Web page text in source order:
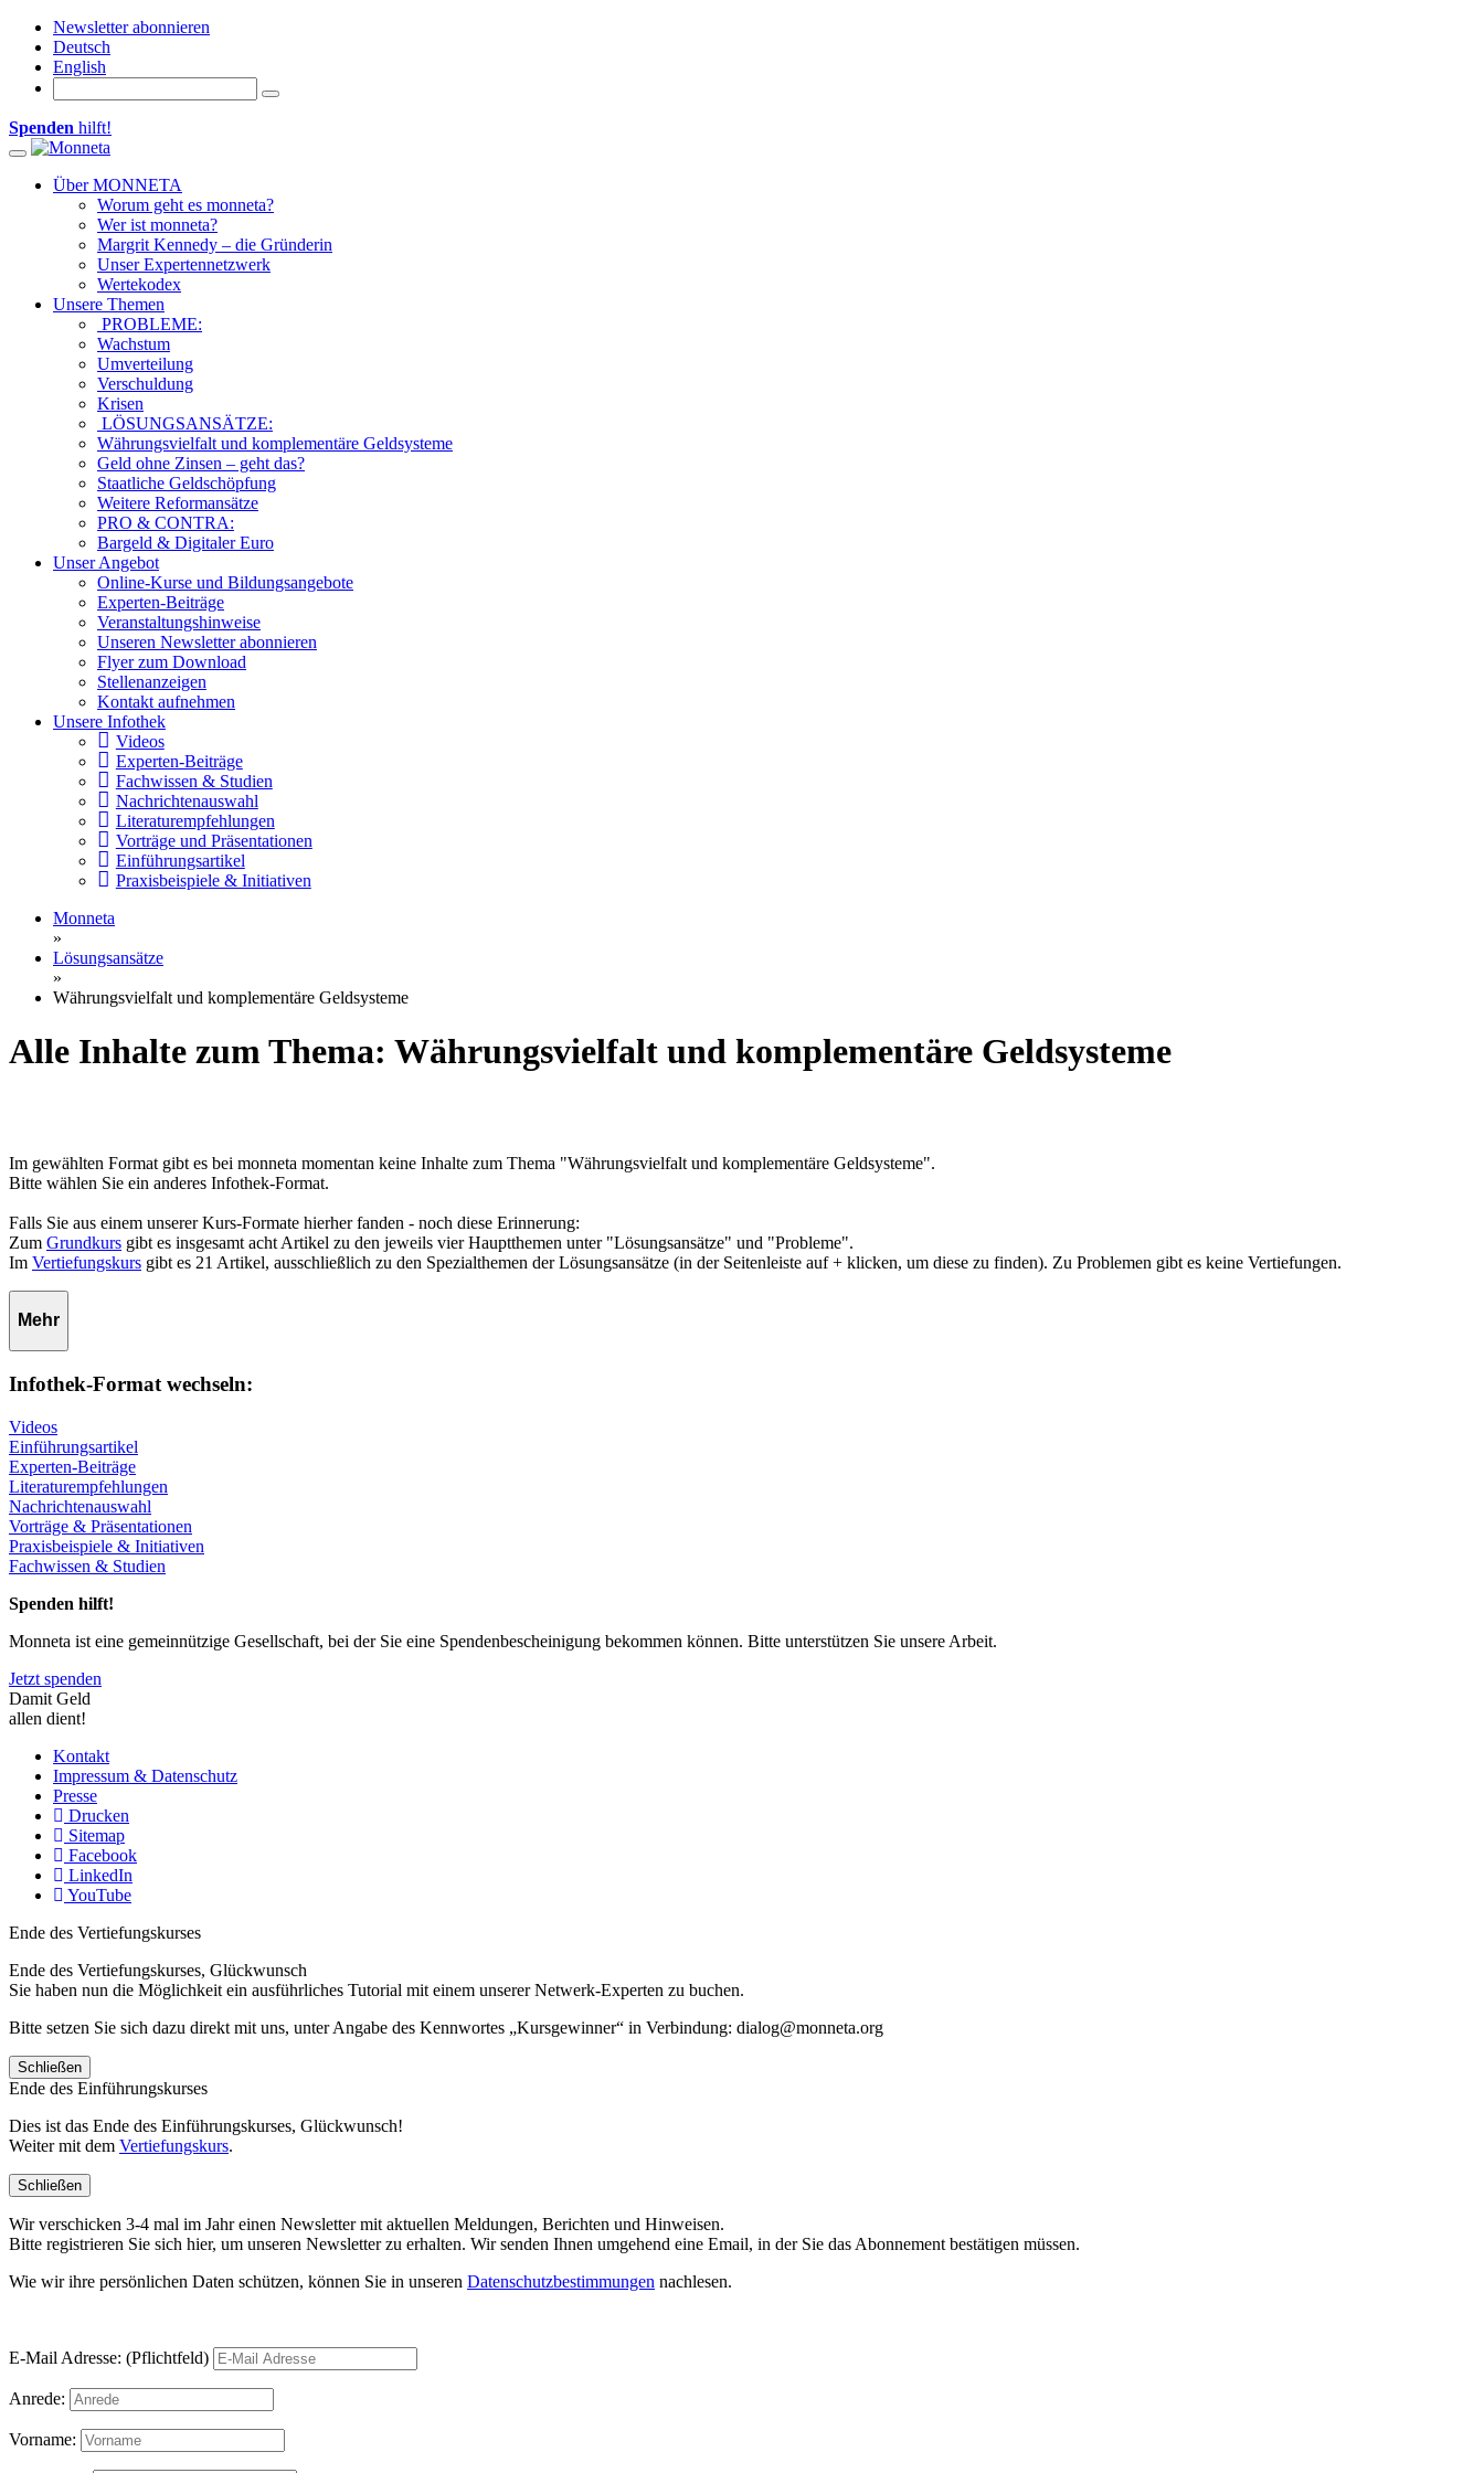
Newsletter abonnieren
Deutsch
English
Spenden hilft!
Toggle navigation
Über MONNETA
Worum geht es monneta?
Wer ist monneta?
Margrit Kennedy – die Gründerin
Unser Expertennetzwerk
Wertekodex
Unsere Themen
PROBLEME:
Wachstum
Umverteilung
Verschuldung
Krisen
LÖSUNGSANSÄTZE:
Währungsvielfalt und komplementäre Geldsysteme
Geld ohne Zinsen – geht das?
Staatliche Geldschöpfung
Weitere Reformansätze
PRO & CONTRA:
Bargeld & Digitaler Euro
Unser Angebot
Online-Kurse und Bildungsangebote
Experten-Beiträge
Veranstaltungshinweise
Unseren Newsletter abonnieren
Flyer zum Download
Stellenanzeigen
Kontakt aufnehmen
Unsere Infothek
Videos
Experten-Beiträge
Fachwissen & Studien
Nachrichtenauswahl
Literaturempfehlungen
Vorträge und Präsentationen
Einführungsartikel
Praxisbeispiele & Initiativen
Monneta
»
Lösungsansätze
»
Währungsvielfalt und komplementäre Geldsysteme
Alle Inhalte zum Thema: Währungsvielfalt und komplementäre Geldsysteme
Im gewählten Format gibt es bei monneta momentan keine Inhalte zum Thema "Währungsvielfalt und komplementäre Geldsysteme".
Bitte wählen Sie ein anderes Infothek-Format.
Falls Sie aus einem unserer Kurs-Formate hierher fanden - noch diese Erinnerung:
Zum Grundkurs gibt es insgesamt acht Artikel zu den jeweils vier Hauptthemen unter "Lösungsansätze" und "Probleme".
Im Vertiefungskurs gibt es 21 Artikel, ausschließlich zu den Spezialthemen der Lösungsansätze (in der Seitenleiste auf + klicken, um diese zu finden). Zu Problemen gibt es keine Vertiefungen.
Mehr
Infothek-Format wechseln:
Videos
Einführungsartikel
Experten-Beiträge
Literaturempfehlungen
Nachrichtenauswahl
Vorträge & Präsentationen
Praxisbeispiele & Initiativen
Fachwissen & Studien
Spenden hilft!
Monneta ist eine gemeinnützige Gesellschaft, bei der Sie eine Spendenbescheinigung bekommen können. Bitte unterstützen Sie unsere Arbeit.
Jetzt spenden
Damit Geld
allen dient!
Kontakt
Impressum & Datenschutz
Presse
Drucken
Sitemap
Facebook
LinkedIn
YouTube
Ende des Vertiefungskurses
Ende des Vertiefungskurses, Glückwunsch
Sie haben nun die Möglichkeit ein ausführliches Tutorial mit einem unserer Netwerk-Experten zu buchen.
Bitte setzen Sie sich dazu direkt mit uns, unter Angabe des Kennwortes „Kursgewinner“ in Verbindung: dialog@monneta.org
Schließen
Ende des Einführungskurses
Dies ist das Ende des Einführungskurses, Glückwunsch!
Weiter mit dem Vertiefungskurs.
Schließen
Wir verschicken 3-4 mal im Jahr einen Newsletter mit aktuellen Meldungen, Berichten und Hinweisen.
Bitte registrieren Sie sich hier, um unseren Newsletter zu erhalten. Wir senden Ihnen umgehend eine Email, in der Sie das Abonnement bestätigen müssen.
Wie wir ihre persönlichen Daten schützen, können Sie in unseren Datenschutzbestimmungen nachlesen.
E-Mail Adresse: (Pflichtfeld)
Anrede:
Vorname: